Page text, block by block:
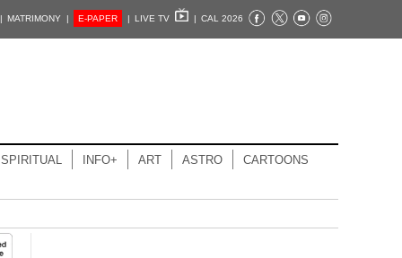
| MATRIMONY | E-PAPER | LIVE TV | CAL 2026
SPIRITUAL INFO+ ART ASTRO CARTOONS